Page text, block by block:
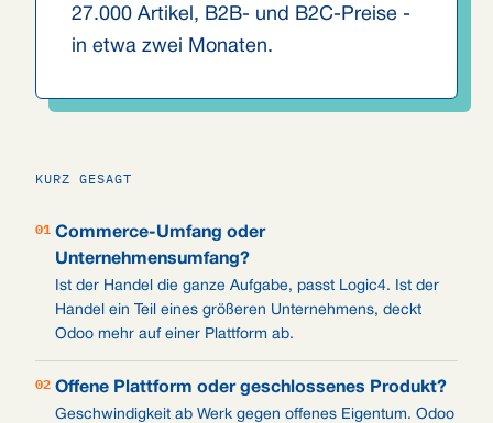
27.000 Artikel, B2B- und B2C-Preise -
in etwa zwei Monaten.
KURZ GESAGT
01 Commerce-Umfang oder
Unternehmensumfang?
Ist der Handel die ganze Aufgabe, passt Logic4. Ist der
Handel ein Teil eines größeren Unternehmens, deckt
Odoo mehr auf einer Plattform ab.
02 Offene Plattform oder geschlossenes Produkt?
Geschwindigkeit ab Werk gegen offenes Eigentum. Odoo